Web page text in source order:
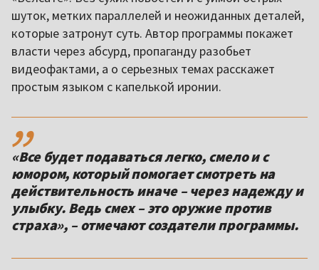
шуток, метких параллелей и неожиданных деталей,
которые затронут суть. Автор программы покажет
власти через абсурд, пропаганду разобьет
видеофактами, а о серьезных темах расскажет
простым языком с капелькой иронии.
,,
«Все будет подаваться легко, смело и с
юмором, который помогает смотреть на
действительность иначе – через надежду и
улыбку. Ведь смех – это оружие против
страха», – отмечают создатели программы.